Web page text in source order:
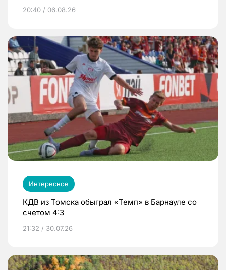
20:40 / 06.08.26
Интересное
КДВ из Томска обыграл «Темп» в Барнауле со
счетом 4:3
21:32 / 30.07.26